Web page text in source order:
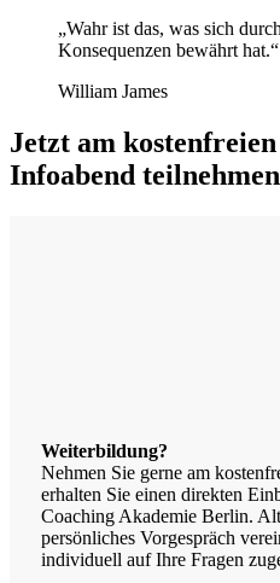
„Wahr ist das, was sich
Konsequenzen bewährt hat.“
William James
Jetzt am
Infoabend teilnehmen
Weiterbildung?
Nehmen Sie gerne am
erhalten Sie einen direkten
Coaching Akademie Berlin.
persönliches Vorgespräch
individuell auf Ihre Fragen